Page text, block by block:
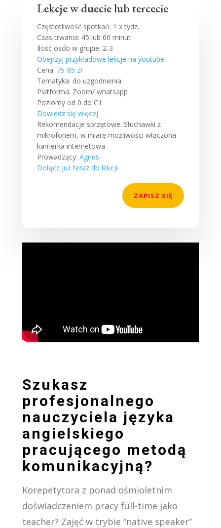
Lekcje w duecie lub tercecie
Częstotliwość spotkań: 1 x tydz.
Czas trwania: 45 lub 60 minut
Ilość osób w grupie: 2-3
Obejrzyj przykładowe lekcje na youtube
Cena: 75-85 zł
Tematyka: do uzgodnienia
Platforma: Zoom/ whatsapp
Poziomy od 0 do C1
Dowiedz się więcej
Rekomendacje sprzętowe: Słuchawki z
mikrofonem, w miarę możliwości włączona
kamerka internetowa
Prowadzący: Agnes
Dołącz już teraz do lekcji
ZAPISZ SIĘ
Szukasz
profesjonalnego
nauczyciela języka
angielskiego
pracującego metodą
komunikacyjną?
Korepetytora z ponad ośmioletnim
doświadczeniem pracy full-time jako
teacher? Zajęć w trybie “native speaker”